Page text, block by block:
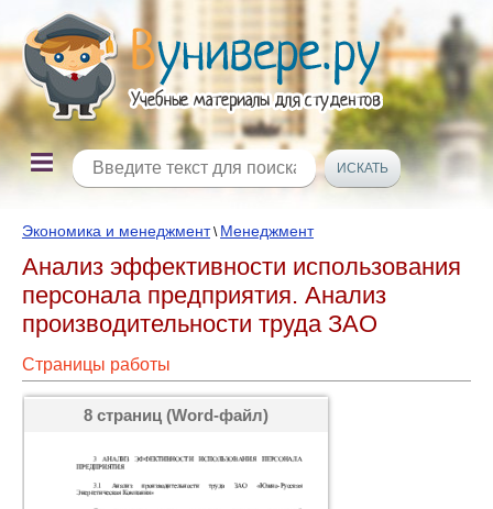
Экономика и менеджмент\ Менеджмент
Анализ эффективности использования
персонала предприятия. Анализ
производительности труда ЗАО
Страницы работы
8 страниц (Word-файл)